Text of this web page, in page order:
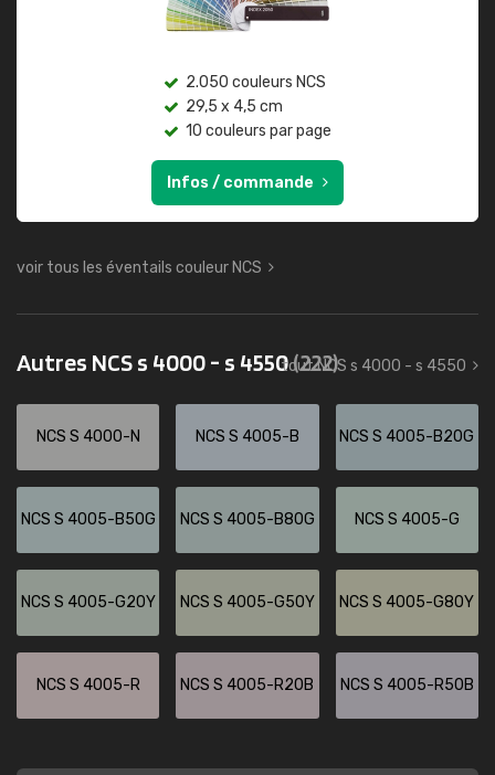
2.050 couleurs NCS
29,5 x 4,5 cm
10 couleurs par page
Infos / commande
voir tous les éventails couleur NCS
Autres NCS s 4000 - s 4550(222)
tout NCS s 4000 - s 4550
NCS S 4000-N NCS S 4005-B NCS S 4005-B20G
NCS S 4005-B50G NCS S 4005-B80G NCS S 4005-G
NCS S 4005-G20Y NCS S 4005-G50Y NCS S 4005-G80Y
NCS S 4005-R NCS S 4005-R20B NCS S 4005-R50B